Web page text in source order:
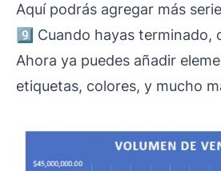
Aquí podrás agregar más
9️⃣ Cuando hayas terminado,
Ahora ya puedes añadir
etiquetas, colores, y mucho